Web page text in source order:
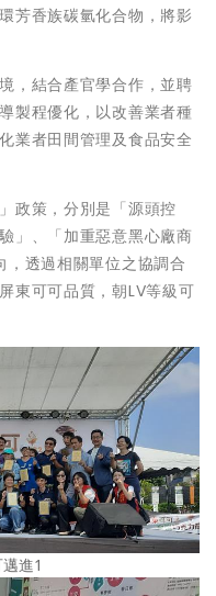
芳香族碳氫化合物，將影
，結合產官學合作，並聘
製程優化，以改善業者種
業者田間管理及食品安全
政策，分別是「源頭控
」、「加重惡意黑心廠商
透過相關單位之協調合
東可可品質，朝LV等級可
進1